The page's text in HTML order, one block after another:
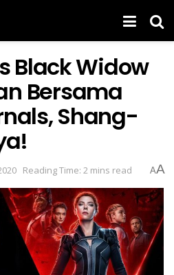
Black Widow
Bersama
Shang-
Reading Time: 2 mins read AA